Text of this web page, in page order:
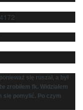
się ruszał, a był
zrobiłem fk. Widziałem
się pomylić. Po czym